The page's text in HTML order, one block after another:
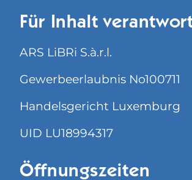
Für Inhalt
ARS LiBRi S.à.r.l.
Gewerbeerlaubnis No100711
Handelsgericht Luxemburg
UID LU18994317
Öffnungszeiten